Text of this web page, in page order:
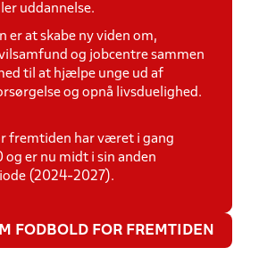
uddannelse.
er at skabe ny viden om,
og jobcentre sammen
til at hjælpe unge ud af
og opnå livsduelighed.
fremtiden har været i gang
og er nu midt i sin anden
(2024-2027).
FODBOLD FOR FREMTIDEN